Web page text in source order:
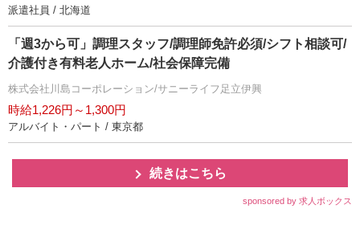
派遣社員 / 北海道
「週3から可」調理スタッフ/調理師免許必須/シフト相談可/
介護付き有料老人ホーム/社会保障完備
株式会社川島コーポレーション/サニーライフ足立伊興
時給1,226円～1,300円
アルバイト・パート / 東京都
続きはこちら
sponsored by 求人ボックス